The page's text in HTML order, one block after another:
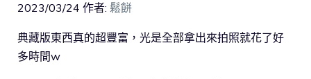
2023/03/24 作者: 鬆餅
典藏版東西真的超豐富，光是全部拿出來拍照就花了好
多時間w